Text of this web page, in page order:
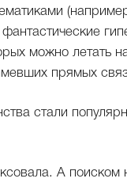
можно летать
прямых
стали
А